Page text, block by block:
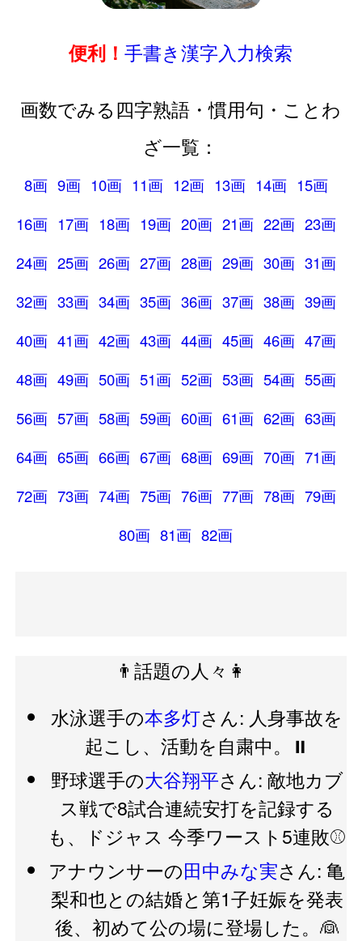
便利！手書き漢字入力検索
画数でみる四字熟語・慣用句・ことわ
ざ一覧：
8画 9画 10画 11画 12画 13画 14画 15画
16画 17画 18画 19画 20画 21画 22画 23画
24画 25画 26画 27画 28画 29画 30画 31画
32画 33画 34画 35画 36画 37画 38画 39画
40画 41画 42画 43画 44画 45画 46画 47画
48画 49画 50画 51画 52画 53画 54画 55画
56画 57画 58画 59画 60画 61画 62画 63画
64画 65画 66画 67画 68画 69画 70画 71画
72画 73画 74画 75画 76画 77画 78画 79画
80画 81画 82画
👨話題の人々👩
水泳選手の本多灯さん: 人身事故を
起こし、活動を自粛中。⏸️
野球選手の大谷翔平さん: 敵地カブ
ス戦で8試合連続安打を記録する
も、ドジャス 今季ワースト5連敗⚾️
アナウンサーの田中みな実さん: 亀
梨和也との結婚と第1子妊娠を発表
後、初めて公の場に登場した。👰